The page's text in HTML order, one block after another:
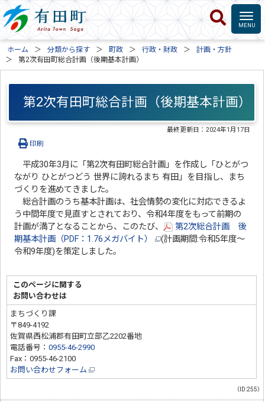
ホーム 分類から探す 町政 行政・財政
計画・方針
第2次有田町総合計画（後期基本計画）
第2次有田町総合計画（後期基本計画）
最終更新日：2024年1月17日
印刷
平成30年3月に「第2次有田町総合計画」を作成し「ひとがつ
ながり ひとがつどう 世界に誇れるまち 有田」を目指し、まち
づくりを進めてきました。
総合計画のうち基本計画は、社会情勢の変化に対応できるよ
う中間年度で見直すとされており、令和4年度をもって前期の
計画が満了となることから、このたび、
第2次総合計画 後
期基本計画（PDF：1.76メガバイト） (計画期間:令和5年度～
令和9年度)を策定しました。
このページに関する
お問い合わせは
まちづくり課
〒849-4192
佐賀県西松浦郡有田町立部乙2202番地
電話番号：0955-46-2990
Fax：0955-46-2100
お問い合わせフォーム
（ID:255）